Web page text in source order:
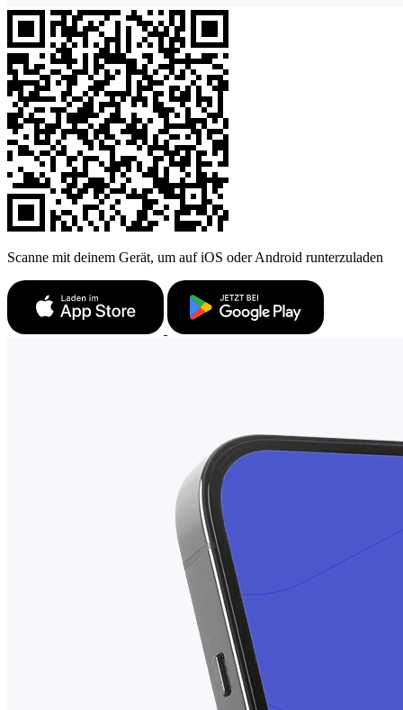
Scanne mit deinem Gerät, um auf iOS oder Android runterzuladen